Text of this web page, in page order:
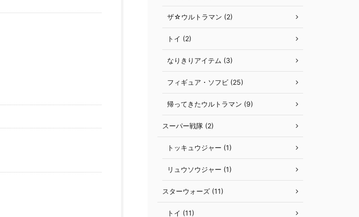
ザ☆ウルトラマン (2)
トイ (2)
なりきりアイテム (3)
フィギュア・ソフビ (25)
帰ってきたウルトラマン (9)
スーパー戦隊 (2)
トッキュウジャー (1)
リュウソウジャー (1)
スターウォーズ (11)
トイ (11)